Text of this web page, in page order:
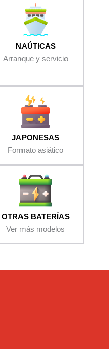
NAÚTICAS
Arranque y servicio
JAPONESAS
Formato asiático
OTRAS BATERÍAS
Ver más modelos